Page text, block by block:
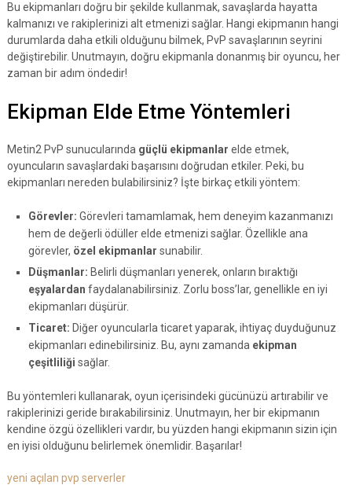
Bu ekipmanları doğru bir şekilde kullanmak, savaşlarda hayatta
kalmanızı ve rakiplerinizi alt etmenizi sağlar. Hangi ekipmanın hangi
durumlarda daha etkili olduğunu bilmek, PvP savaşlarının seyrini
değiştirebilir. Unutmayın, doğru ekipmanla donanmış bir oyuncu, her
zaman bir adım öndedir!
Ekipman Elde Etme Yöntemleri
Metin2 PvP sunucularında güçlü ekipmanlar elde etmek,
oyuncuların savaşlardaki başarısını doğrudan etkiler. Peki, bu
ekipmanları nereden bulabilirsiniz? İşte birkaç etkili yöntem:
Görevler: Görevleri tamamlamak, hem deneyim kazanmanızı
hem de değerli ödüller elde etmenizi sağlar. Özellikle ana
görevler, özel ekipmanlar sunabilir.
Düşmanlar: Belirli düşmanları yenerek, onların bıraktığı
eşyalardan faydalanabilirsiniz. Zorlu boss’lar, genellikle en iyi
ekipmanları düşürür.
Ticaret: Diğer oyuncularla ticaret yaparak, ihtiyaç duyduğunuz
ekipmanları edinebilirsiniz. Bu, aynı zamanda ekipman
çeşitliliği sağlar.
Bu yöntemleri kullanarak, oyun içerisindeki gücünüzü artırabilir ve
rakiplerinizi geride bırakabilirsiniz. Unutmayın, her bir ekipmanın
kendine özgü özellikleri vardır, bu yüzden hangi ekipmanın sizin için
en iyisi olduğunu belirlemek önemlidir. Başarılar!
yeni açılan pvp serverler